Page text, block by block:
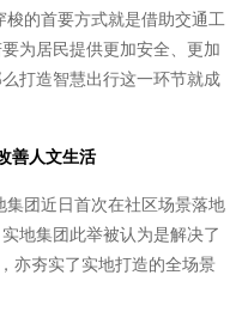
的首要方式就是借助交通工
为居民提供更加安全、更加
打造智慧出行这一环节就成
善人文生活
团近日首次在社区场景落地
地集团此举被认为是解决了
亦夯实了实地打造的全场景